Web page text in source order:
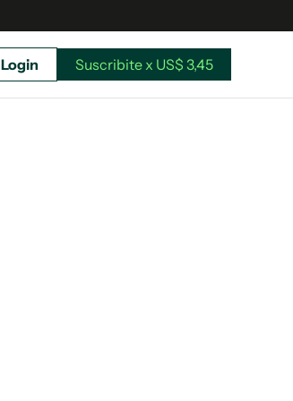
Login Suscribite x US$ 3,45